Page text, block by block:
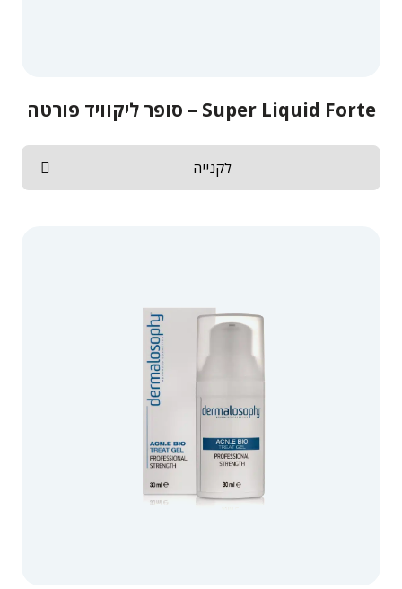
Super Liquid Forte – סופר ליקוויד פורטה
לקנייה